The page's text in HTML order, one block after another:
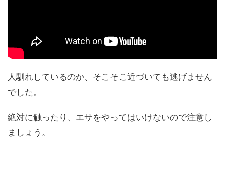
人馴れしているのか、そこそこ近づいても逃げません
でした。
絶対に触ったり、エサをやってはいけないので注意し
ましょう。